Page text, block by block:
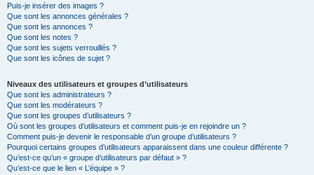
Puis-je insérer des images ?
Que sont les annonces générales ?
Que sont les annonces ?
Que sont les notes ?
Que sont les sujets verrouillés ?
Que sont les icônes de sujet ?
Niveaux des utilisateurs et groupes d’utilisateurs
Que sont les administrateurs ?
Que sont les modérateurs ?
Que sont les groupes d’utilisateurs ?
Où sont les groupes d’utilisateurs et comment puis-je en rejoindre un ?
Comment puis-je devenir le responsable d’un groupe d’utilisateurs ?
Pourquoi certains groupes d’utilisateurs apparaissent dans une couleur différente ?
Qu’est-ce qu’un « groupe d’utilisateurs par défaut » ?
Qu’est-ce que le lien « L’équipe » ?